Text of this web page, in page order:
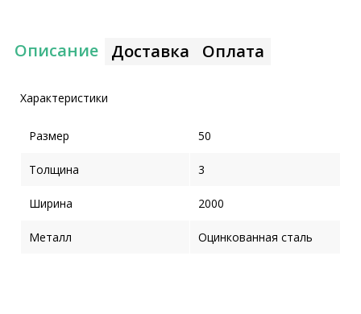
Описание Доставка Оплата
Характеристики
Размер 50
Толщина 3
Ширина 2000
Металл Оцинкованная сталь